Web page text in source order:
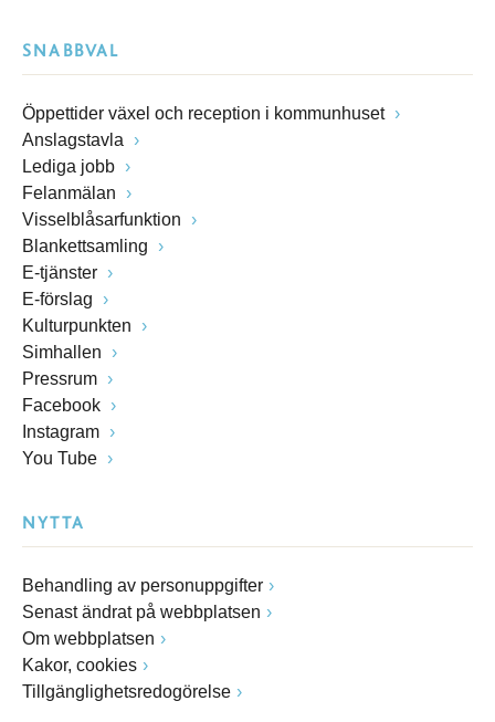
SNABBVAL
Öppettider växel och reception i kommunhuset
Anslagstavla
Lediga jobb
Felanmälan
Visselblåsarfunktion
Blankettsamling
E-tjänster
E-förslag
Kulturpunkten
Simhallen
Pressrum
Facebook
Instagram
You Tube
NYTTA
Behandling av personuppgifter
Senast ändrat på webbplatsen
Om webbplatsen
Kakor, cookies
Tillgänglighetsredogörelse